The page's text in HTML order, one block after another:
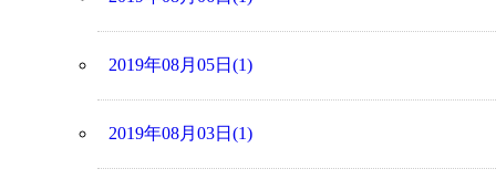
2019年08月05日(1)
2019年08月03日(1)